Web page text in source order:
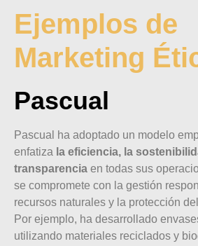
Ejemplos de
Marketing
Pascual
Pascual ha adoptado un modelo
enfatiza la eficiencia, la
transparencia en todas sus
se compromete con la gestión
recursos naturales y la protección
Por ejemplo, ha desarrollado
utilizando materiales reciclados y